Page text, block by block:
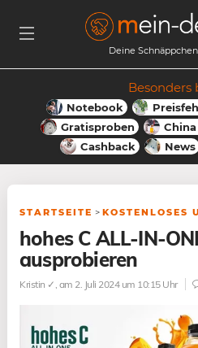
Deine
Besonders
Notebook
Gratisproben
Cashback
News
STARTSEITE > KOSTENLOSES
hohes C ALL-IN-
ausprobieren
Kristin ✓ , am 2. Juli 2024 um 10:15 Uhr